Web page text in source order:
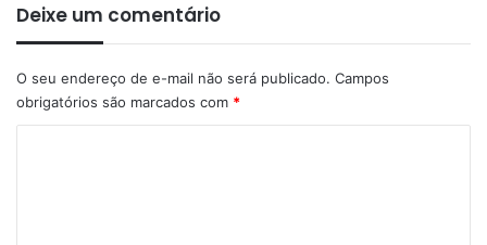
Deixe um comentário
O seu endereço de e-mail não será publicado. Campos
obrigatórios são marcados com *